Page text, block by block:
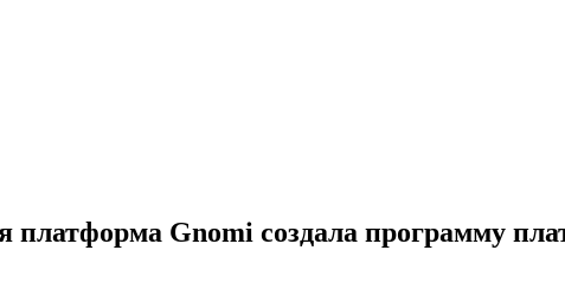
платформа Gnomi создала программу